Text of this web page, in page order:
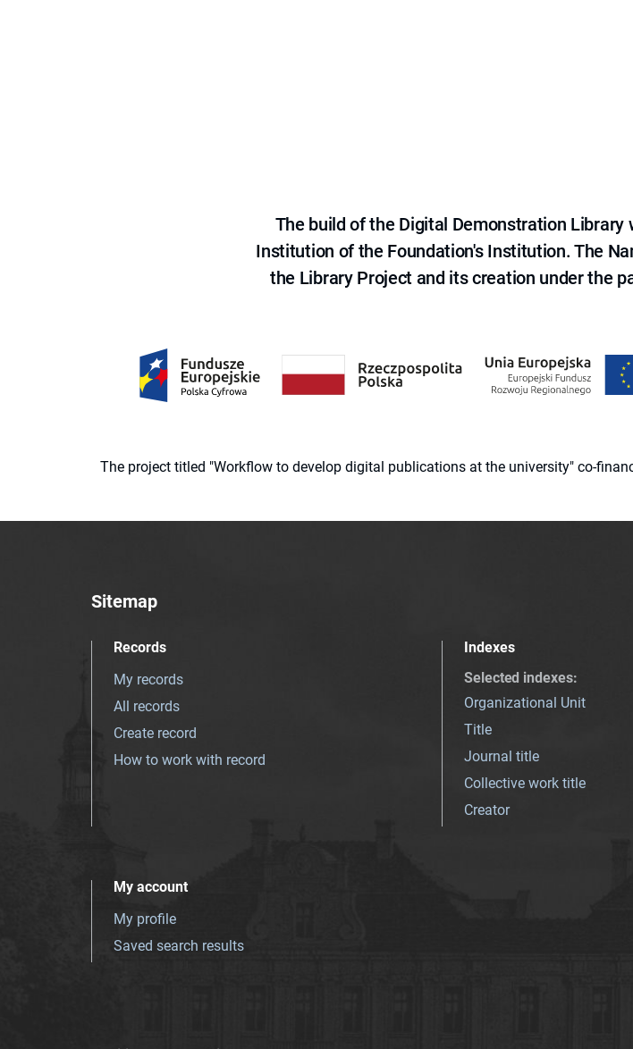
The build of the Digital Demonstration
Institution of the Foundation's Institution. The
the Library Project and its creation under the
The project titled "Workflow to develop digital publications at the university" co-
Sitemap
Records
My records
All records
Create record
How to work with record
Indexes
Selected indexes:
Organizational Unit
Title
Journal title
Collective work title
Creator
My account
My profile
Saved search results